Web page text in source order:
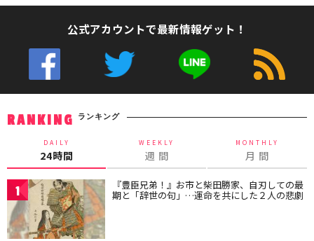
公式アカウントで最新情報ゲット！
RANKING ランキング
DAILY
24時間
WEEKLY
週 間
MONTHLY
月 間
1 『豊臣兄弟！』お市と柴田勝家、自刃しての最
期と「辞世の句」…運命を共にした２人の悲劇